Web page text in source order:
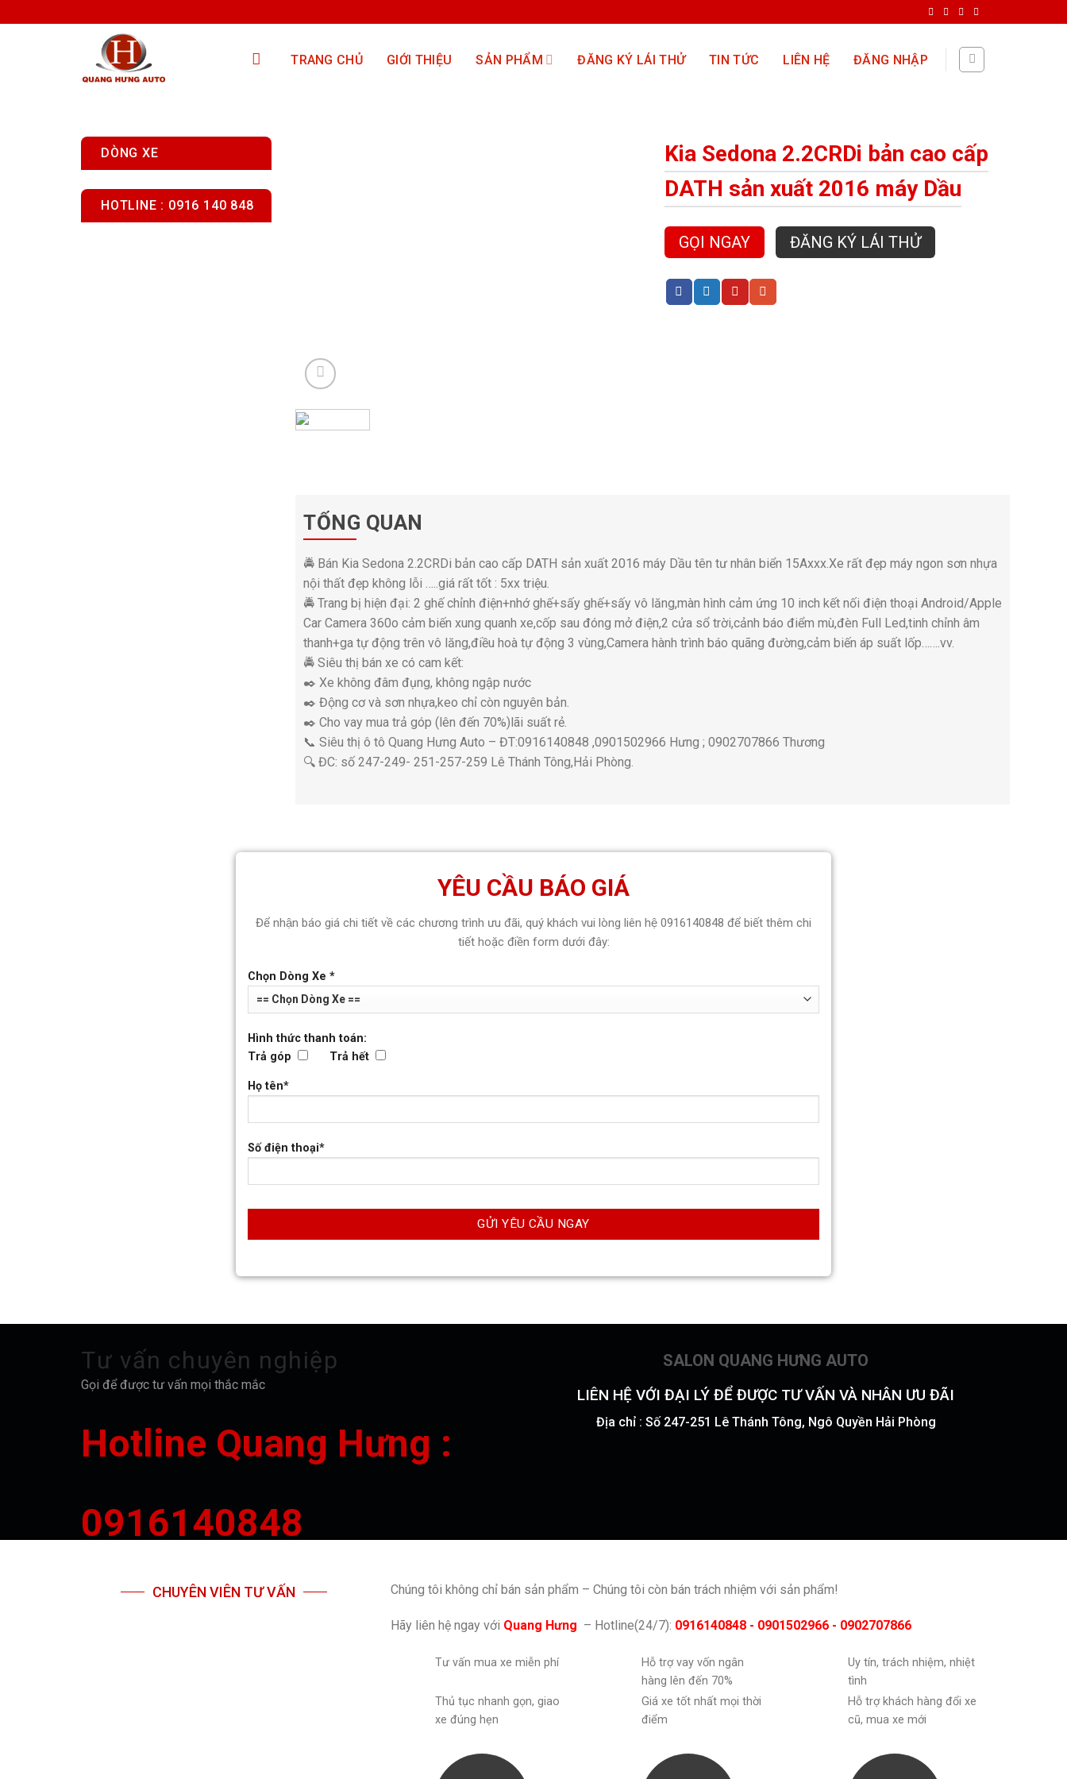
to
TRANG CHỦ GIỚI THIỆU SẢN PHẨM ĐĂNG KÝ LÁI THỬ TIN TỨC LIÊN HỆ ĐĂNG NHẬP
DÒNG XE
HOTLINE : 0916 140 848
Kia Sedona 2.2CRDi bản cao cấp
DATH sản xuất 2016 máy Dầu
GỌI NGAY ĐĂNG KÝ LÁI THỬ
TỔNG QUAN
🚔 Bán Kia Sedona 2.2CRDi bản cao cấp DATH sản xuất 2016 máy Dầu tên tư nhân biển 15Axxx.Xe rất đẹp máy ngon sơn nhựa
nội thất đẹp không lỗi …..giá rất tốt : 5xx triệu.
🚔 Trang bị hiện đại: 2 ghế chỉnh điện+nhớ ghế+sấy ghế+sấy vô lăng,màn hình cảm ứng 10 inch kết nối điện thoại Android/Apple
Car Camera 360o cảm biến xung quanh xe,cốp sau đóng mở điện,2 cửa sổ trời,cảnh báo điểm mù,đèn Full Led,tinh chỉnh âm
thanh+ga tự động trên vô lăng,điều hoà tự động 3 vùng,Camera hành trình báo quãng đường,cảm biến áp suất lốp…….vv.
🚔 Siêu thị bán xe có cam kết:
✒️ Xe không đâm đụng, không ngập nước
✒️ Động cơ và sơn nhựa,keo chỉ còn nguyên bản.
✒️ Cho vay mua trả góp (lên đến 70%)lãi suất rẻ.
📞 Siêu thị ô tô Quang Hưng Auto – ĐT:0916140848 ,0901502966 Hưng ; 0902707866 Thương
🔍 ĐC: số 247-249- 251-257-259 Lê Thánh Tông,Hải Phòng.
YÊU CẦU BÁO GIÁ
Để nhận báo giá chi tiết về các chương trình ưu đãi, quý khách vui lòng liên hệ 0916140848 để biết thêm chi
tiết hoặc điền form dưới đây:
Chọn Dòng Xe *
Hình thức thanh toán:
Trả góp
Trả hết
Họ tên*
Số điện thoại*
Tư vấn chuyên nghiệp
Gọi để được tư vấn mọi thắc mắc
Hotline Quang Hưng :
0916140848
SALON QUANG HƯNG AUTO
LIÊN HỆ VỚI ĐẠI LÝ ĐỂ ĐƯỢC TƯ VẤN VÀ NHÂN ƯU ĐÃI
Địa chỉ : Số 247-251 Lê Thánh Tông, Ngô Quyền Hải Phòng
CHUYÊN VIÊN TƯ VẤN Chúng tôi không chỉ bán sản phẩm – Chúng tôi còn bán trách nhiệm với sản phẩm!
Hãy liên hệ ngay với Quang Hưng – Hotline(24/7): 0916140848 - 0901502966 - 0902707866
Tư vấn mua xe miễn phí
Hỗ trợ vay vốn ngân
hàng lên đến 70%
Uy tín, trách nhiệm, nhiệt
tình
Thủ tục nhanh gọn, giao
xe đúng hẹn
Giá xe tốt nhất mọi thời
điểm
Hỗ trợ khách hàng đổi xe
cũ, mua xe mới